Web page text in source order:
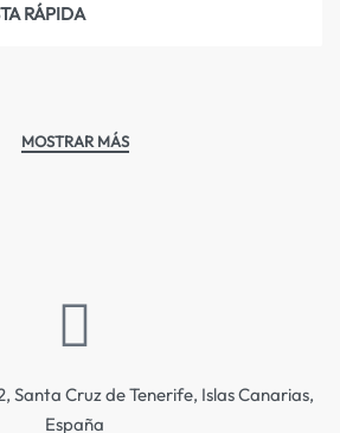
RÁPIDA
Santa Cruz de Tenerife, Islas Canarias,
España